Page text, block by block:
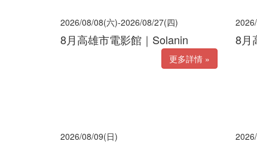
2026/08/08(六)-2026/08/27(四)
8月高雄市電影館｜Solanin
更多詳情 »
8月
2026/08/09(日)